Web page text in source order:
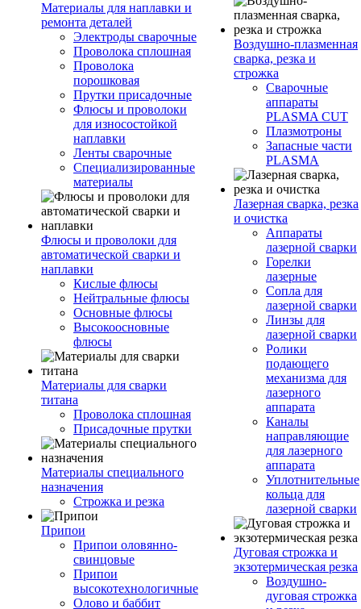
Материалы для наплавки и
ремонта деталей
Электроды сварочные
Проволока сплошная
Проволока
порошковая
Прутки присадочные
Флюсы и проволоки
для износостойкой
наплавки
Ленты сварочные
Специализированные
материалы
Флюсы и проволоки для
автоматической сварки и
наплавки
Кислые флюсы
Нейтральные флюсы
Основные флюсы
Высокоосновные
флюсы
Материалы для сварки
титана
Проволока сплошная
Присадочные прутки
Материалы специального
назначения
Строжка и резка
Припои
Припои оловянно-
свинцовые
Припои
высокотехнологичные
Олово и баббит
Воздушно-плазменная
сварка, резка и
строжка
Сварочные
аппараты
PLASMA CUT
Плазмотроны
Запасные части
PLASMA
Лазерная сварка, резка
и очистка
Аппараты
лазерной сварки
Горелки
лазерные
Сопла для
лазерной сварки
Линзы для
лазерной сварки
Ролики
подающего
механизма для
лазерного
аппарата
Каналы
направляющие
для лазерного
аппарата
Уплотнительные
кольца для
лазерной сварки
Дуговая строжка и
экзотермическая резка
Воздушно-
дуговая строжка